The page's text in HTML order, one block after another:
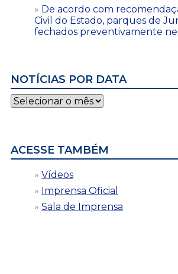
De acordo com
Civil do Estado, parques de
fechados preventivamente
NOTÍCIAS POR DATA
Notícias
por
ACESSE TAMBÉM
Vídeos
Imprensa Oficial
Sala de Imprensa